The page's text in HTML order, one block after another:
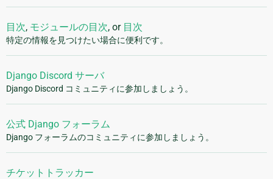
目次, モジュールの目次, or 目次
特定の情報を見つけたい場合に便利です。
Django Discord サーバ
Django Discord コミュニティに参加しましょう。
公式 Django フォーラム
Django フォーラムのコミュニティに参加しましょう。
チケットトラッカー